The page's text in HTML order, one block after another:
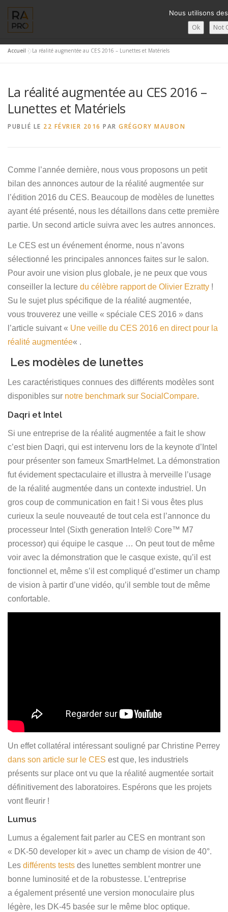
contenu
FRANÇAIS
English
Deutsch
日本語
Accueil »La réalité augmentée au CES 2016 – Lunettes et Matériels
La réalité augmentée au CES 2016 –
Lunettes et Matériels
PUBLIÉ LE 22 FÉVRIER 2016 PAR GRÉGORY MAUBON
Comme l’année dernière, nous vous proposons un petit
bilan des annonces autour de la réalité augmentée sur
l’édition 2016 du CES. Beaucoup de modèles de lunettes
ayant été présenté, nous les détaillons dans cette première
partie. Un second article suivra avec les autres annonces.
Le CES est un événement énorme, nous n’avons
sélectionné les principales annonces faites sur le salon.
Pour avoir une vision plus globale, je ne peux que vous
conseiller la lecture du célèbre rapport de Olivier Ezratty !
Su le sujet plus spécifique de la réalité augmentée,
vous trouverez une veille « spéciale CES 2016 » dans
l’article suivant « Une veille du CES 2016 en direct pour la
réalité augmentée« .
Les modèles de lunettes
Les caractéristiques connues des différents modèles sont
disponibles sur notre benchmark sur SocialCompare.
Daqri et Intel
Si une entreprise de la réalité augmentée a fait le show
c’est bien Daqri, qui est intervenu lors de la keynote d’Intel
pour présenter son fameux SmartHelmet. La démonstration
fut évidement spectaculaire et illustra à merveille l’usage
de la réalité augmentée dans un contexte industriel. Un
gros coup de communication en fait ! Si vous êtes plus
curieux la seule nouveauté de tout cela est l’annonce du
processeur Intel (Sixth generation Intel® Core™ M7
processor) qui équipe le casque … On peut tout de même
voir avec la démonstration que le casque existe, qu’il est
fonctionnel et, même s’il est compliqué d’estimer un champ
de vision à partir d’une vidéo, qu’il semble tout de même
confortable.
Un effet collatéral intéressant souligné par Christine Perrey
dans son article sur le CES est que, les industriels
présents sur place ont vu que la réalité augmentée sortait
définitivement des laboratoires. Espérons que les projets
vont fleurir !
Lumus
Lumus a également fait parler au CES en montrant son
« DK-50 developer kit » avec un champ de vision de 40°.
Les différents tests des lunettes semblent montrer une
bonne luminosité et de la robustesse. L’entreprise
a également présenté une version monoculaire plus
légère, les DK-45 basée sur le même bloc optique.
Nous utilisons
Ok Not